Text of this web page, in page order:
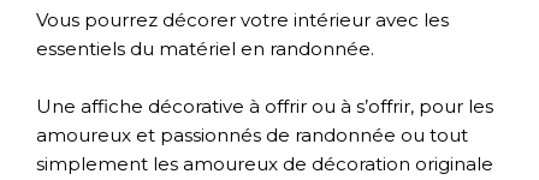
Vous pourrez décorer votre intérieur avec les
essentiels du matériel en randonnée.
Une affiche décorative à offrir ou à s’offrir, pour les
amoureux et passionnés de randonnée ou tout
simplement les amoureux de décoration originale